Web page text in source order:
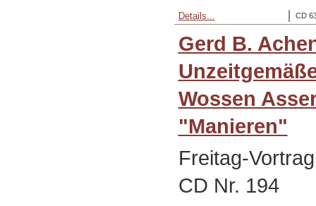
CD
Details...
Gerd B.
Wossen
"Manieren"
Freitag-
CD Nr. 194